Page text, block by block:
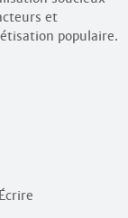
et
populaire.